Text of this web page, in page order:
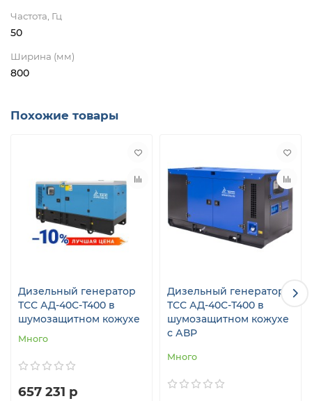
Частота, Гц
50
Ширина (мм)
800
Похожие товары
Дизельный генератор
ТСС АД-40С-Т400 в
шумозащитном кожухе
Много
657 231 р
Дизельный генератор
ТСС АД-40С-Т400 в
шумозащитном кожухе
с АВР
Много